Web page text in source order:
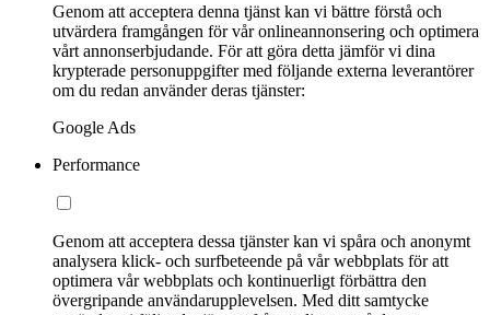
Genom att acceptera denna tjänst kan vi bättre förstå och
utvärdera framgången för vår onlineannonsering och optimera
vårt annonserbjudande. För att göra detta jämför vi dina
krypterade personuppgifter med följande externa leverantörer
om du redan använder deras tjänster:
Google Ads
Performance
Genom att acceptera dessa tjänster kan vi spåra och anonymt
analysera klick- och surfbeteende på vår webbplats för att
optimera vår webbplats och kontinuerligt förbättra den
övergripande användarupplevelsen. Med ditt samtycke